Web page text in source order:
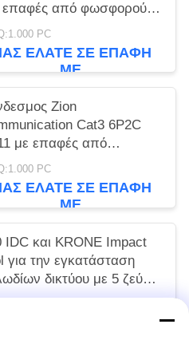
επαφές από φωσφορούχο
αρθρωτό βύσμα
PC
ΕΛΆΤΕ ΣΕ ΕΠΑΦΉ
ΜΕ
Zion
Cat3 6P2C
με επαφές από
χαλκό και
RoHS
PC
ΕΛΆΤΕ ΣΕ ΕΠΑΦΉ
ΜΕ
IDC και KRONE Impact
για την εγκατάσταση
δικτύου με 5 ζεύγη
κέντρου
ΕΛΆΤΕ ΣΕ ΕΠΑΦΉ